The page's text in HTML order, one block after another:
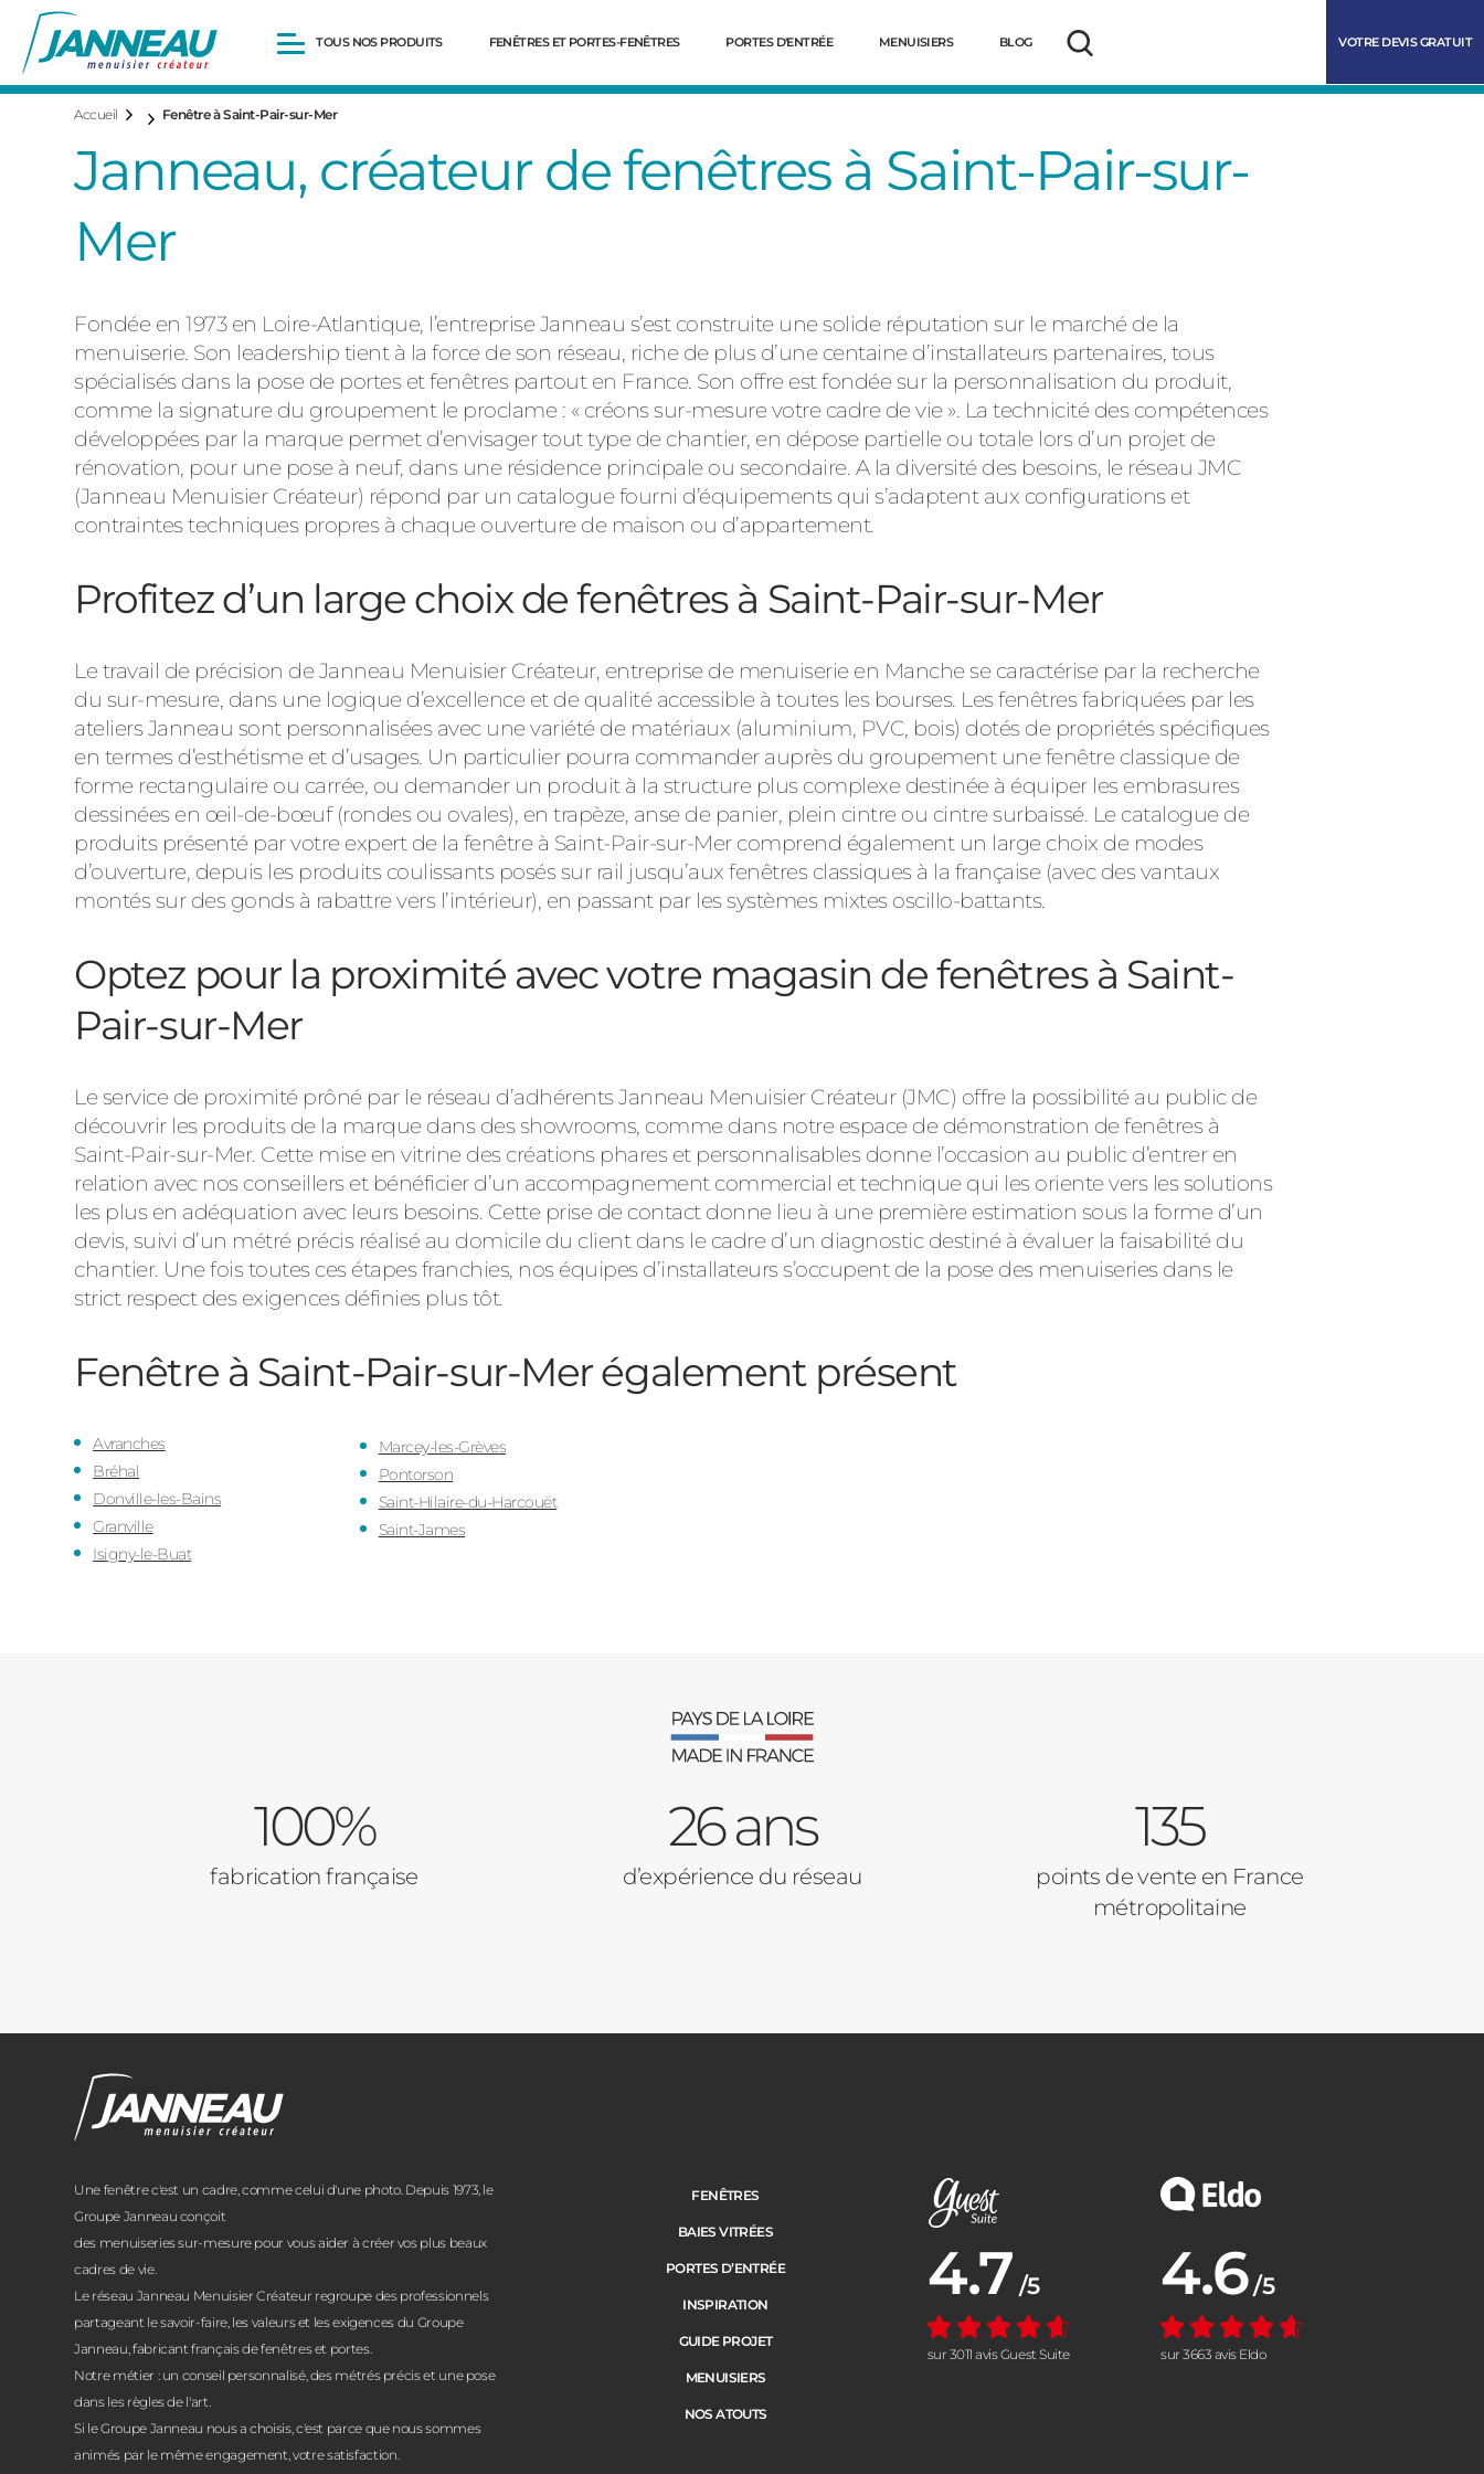
TOUS NOS PRODUITS
Fenêtres et Portes-fenêtres
Consulter
Baies vitrées
Portes d’entrée
Démarrer
Découvrez
Pergolas
Portails et portillons
FENÊTRES ET PORTES-FENÊTRES PORTES D'ENTRÉE MENUISIERS BLOG
Rechercher
VOTRE DEVIS GRATUIT
Accueil Fenêtre à Saint-Pair-sur-Mer
Janneau, créateur de fenêtres à Saint-Pair-sur-
Mer
Fondée en 1973 en Loire-Atlantique, l’entreprise Janneau s’est construite une solide réputation sur le marché de la
menuiserie. Son leadership tient à la force de son réseau, riche de plus d’une centaine d’installateurs partenaires, tous
spécialisés dans la pose de portes et fenêtres partout en France. Son offre est fondée sur la personnalisation du produit,
comme la signature du groupement le proclame : « créons sur-mesure votre cadre de vie ». La technicité des compétences
développées par la marque permet d’envisager tout type de chantier, en dépose partielle ou totale lors d’un projet de
rénovation, pour une pose à neuf, dans une résidence principale ou secondaire. A la diversité des besoins, le réseau JMC
(Janneau Menuisier Créateur) répond par un catalogue fourni d’équipements qui s’adaptent aux configurations et
contraintes techniques propres à chaque ouverture de maison ou d’appartement.
Profitez d’un large choix de fenêtres à Saint-Pair-sur-Mer
Le travail de précision de Janneau Menuisier Créateur, entreprise de menuiserie en Manche se caractérise par la recherche
du sur-mesure, dans une logique d’excellence et de qualité accessible à toutes les bourses. Les fenêtres fabriquées par les
ateliers Janneau sont personnalisées avec une variété de matériaux (aluminium, PVC, bois) dotés de propriétés spécifiques
en termes d’esthétisme et d’usages. Un particulier pourra commander auprès du groupement une fenêtre classique de
forme rectangulaire ou carrée, ou demander un produit à la structure plus complexe destinée à équiper les embrasures
dessinées en œil-de-bœuf (rondes ou ovales), en trapèze, anse de panier, plein cintre ou cintre surbaissé. Le catalogue de
produits présenté par votre expert de la fenêtre à Saint-Pair-sur-Mer comprend également un large choix de modes
d’ouverture, depuis les produits coulissants posés sur rail jusqu’aux fenêtres classiques à la française (avec des vantaux
montés sur des gonds à rabattre vers l’intérieur), en passant par les systèmes mixtes oscillo-battants.
Optez pour la proximité avec votre magasin de fenêtres à Saint-
Pair-sur-Mer
Le service de proximité prôné par le réseau d’adhérents Janneau Menuisier Créateur (JMC) offre la possibilité au public de
découvrir les produits de la marque dans des showrooms, comme dans notre espace de démonstration de fenêtres à
Saint-Pair-sur-Mer. Cette mise en vitrine des créations phares et personnalisables donne l’occasion au public d’entrer en
relation avec nos conseillers et bénéficier d’un accompagnement commercial et technique qui les oriente vers les solutions
les plus en adéquation avec leurs besoins. Cette prise de contact donne lieu à une première estimation sous la forme d’un
devis, suivi d’un métré précis réalisé au domicile du client dans le cadre d’un diagnostic destiné à évaluer la faisabilité du
chantier. Une fois toutes ces étapes franchies, nos équipes d’installateurs s’occupent de la pose des menuiseries dans le
strict respect des exigences définies plus tôt.
Fenêtre à Saint-Pair-sur-Merégalement présent
Avranches
Bréhal
Donville-les-Bains
Granville
Isigny-le-Buat
Marcey-les-Grèves
Pontorson
Saint-Hilaire-du-Harcouët
Saint-James
100%
fabrication française
26 ans
d’expérience du réseau
135
points de vente en France
métropolitaine
Une fenêtre c'est un cadre, comme celui d'une photo. Depuis 1973, le
Groupe Janneau conçoit
des menuiseries sur-mesure pour vous aider à créer vos plus beaux
cadres de vie.
Le réseau Janneau Menuisier Créateur regroupe des professionnels
partageant le savoir-faire, les valeurs et les exigences du Groupe
Janneau, fabricant français de fenêtres et portes.
Notre métier : un conseil personnalisé, des métrés précis et une pose
dans les règles de l'art.
Si le Groupe Janneau nous a choisis, c'est parce que nous sommes
animés par le même engagement, votre satisfaction.
FENÊTRES
BAIES VITRÉES
PORTES D’ENTRÉE
INSPIRATION
GUIDE PROJET
MENUISIERS
NOS ATOUTS
Janneau Menuisier Créateur
Note moyenne :
4.6/5
Note moyenne :
4.7 /5
sur 3011 avis Guest Suite
Note moyenne :
4.6 /5
sur 3663 avis Eldo